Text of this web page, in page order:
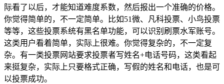
际看了以后，才能知道难度系数，然后报出一个准确的价格。
你觉得简单的，不一定简单。比如51微、凡科投票、小鸟投票
等等，这些投票系统有黑名单功能，可以识别刷票水军账号。
这类用户看着简单，实际上很难。你觉得复杂的，不一定复
杂。有一类投票网站要求投票者写姓名+电话号码，这类看起
来挺复杂，实际上只要格式正确，写假的姓名和电话，也是可
以投票成功。